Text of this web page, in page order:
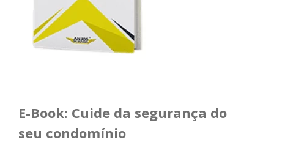
E-Book: Cuide da segurança do
seu condomínio